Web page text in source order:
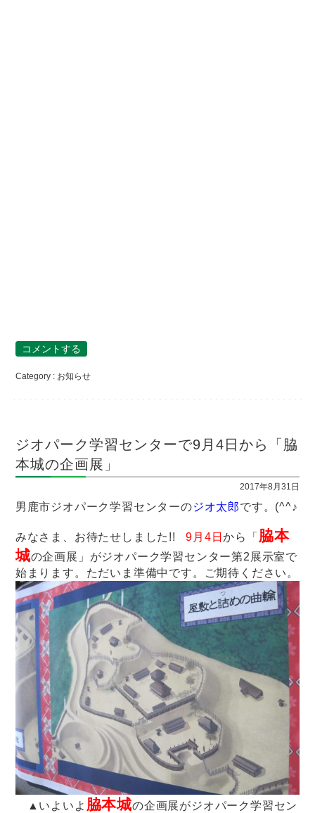
コメントする
Category : お知らせ
ジオパーク学習センターで9月4日から「脇
本城の企画展」
2017年8月31日
男鹿市ジオパーク学習センターのジオ太郎です。(^^♪
みなさま、お待たせしました!! 9月4日から「 脇本
城の企画展」がジオパーク学習センター第2展示室で
始まります。ただいま準備中です。ご期待ください。
▲いよいよ 脇本城の企画展がジオパーク学習セン